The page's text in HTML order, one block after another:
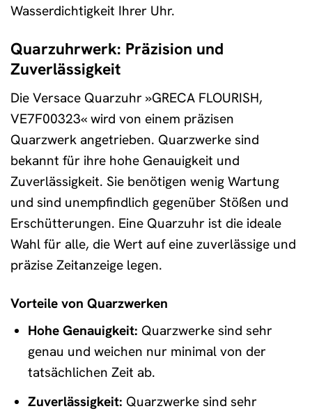
Wasserdichtigkeit Ihrer Uhr.
Quarzuhrwerk: Präzision und
Zuverlässigkeit
Die Versace Quarzuhr »GRECA FLOURISH,
VE7F00323« wird von einem präzisen
Quarzwerk angetrieben. Quarzwerke sind
bekannt für ihre hohe Genauigkeit und
Zuverlässigkeit. Sie benötigen wenig Wartung
und sind unempfindlich gegenüber Stößen und
Erschütterungen. Eine Quarzuhr ist die ideale
Wahl für alle, die Wert auf eine zuverlässige und
präzise Zeitanzeige legen.
Vorteile von Quarzwerken
Hohe Genauigkeit: Quarzwerke sind sehr
genau und weichen nur minimal von der
tatsächlichen Zeit ab.
Zuverlässigkeit: Quarzwerke sind sehr